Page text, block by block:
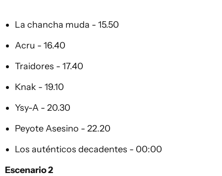
La chancha muda - 15.50
Acru - 16.40
Traidores - 17.40
Knak - 19.10
Ysy-A - 20.30
Peyote Asesino - 22.20
Los auténticos decadentes - 00:00
Escenario 2